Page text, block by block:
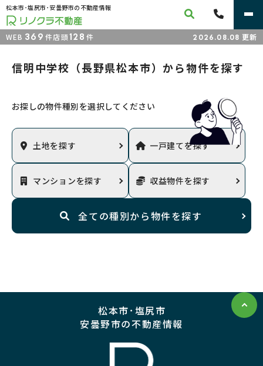
松本市･塩尻市･安曇野市の不動産情報
WEB 369 件店頭128 件 2026.08.08 更新
信明中学校（長野県松本市）から物件を探す
お探しの物件種別を選択してください
土地を探す 一戸建てを探す
マンションを探す 収益物件を探す
全ての種別から物件を探す
松本市･塩尻市
安曇野市の不動産情報